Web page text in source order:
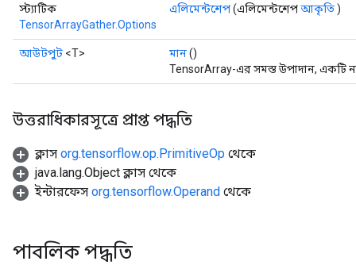
স্ট্যাটিক
TensorArrayGather.Options
এলিমেন্টশেপ(এলিমেন্টশেপআকৃতি)
আউটপুট <T> মান()
TensorArray-এর সমস্ত উপাদান, একটি
উত্তরাধিকারসূত্রে প্রাপ্ত পদ্ধতি
ক্লাস org.tensorflow.op.PrimitiveOp থেকে
java.lang.Object ক্লাস থেকে
ইন্টারফেস org.tensorflow.Operand থেকে
পাবলিক পদ্ধতি